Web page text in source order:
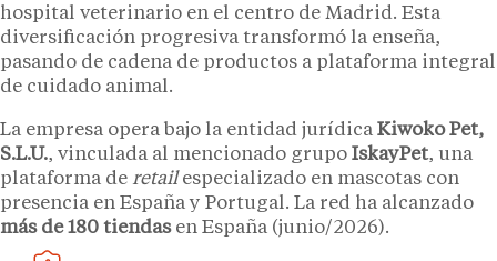
hospital veterinario en el centro de Madrid. Esta
diversificación progresiva transformó la enseña,
pasando de cadena de productos a plataforma integral
de cuidado animal.
La empresa opera bajo la entidad jurídica Kiwoko Pet,
S.L.U., vinculada al mencionado grupo IskayPet, una
plataforma de retailespecializado en mascotas con
presencia en España y Portugal. La red ha alcanzado
más de 180 tiendasen España (junio/2026).